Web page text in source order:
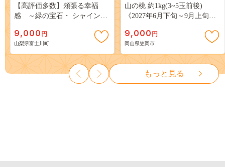
【高評価多数】頬張る幸福
感 ～緑の宝石・ シャインマ
３房） フルーツ 山梨県産 果
物 くだもの シャイン マスカ
ット ぶどう ブドウ 葡萄 大粒
種なし 先行予約 富士川町
10000円 一万円 9000円 九千円
9,000 円
山梨県富士川町
山の桃 約1kg(3~5玉前後)
《2027年6月下旬～9月上旬頃
岡山 はくとう スイーツ フル
ーツ 果物 デザート 旬 モモ も
も 先行予約 送料無料 果物 岡
山県 笠岡市 清水白桃 白鳳 白
麗 クール便---
kasaoka_zsy_419_100---
9,000 円
岡山県笠岡市
もっと見る